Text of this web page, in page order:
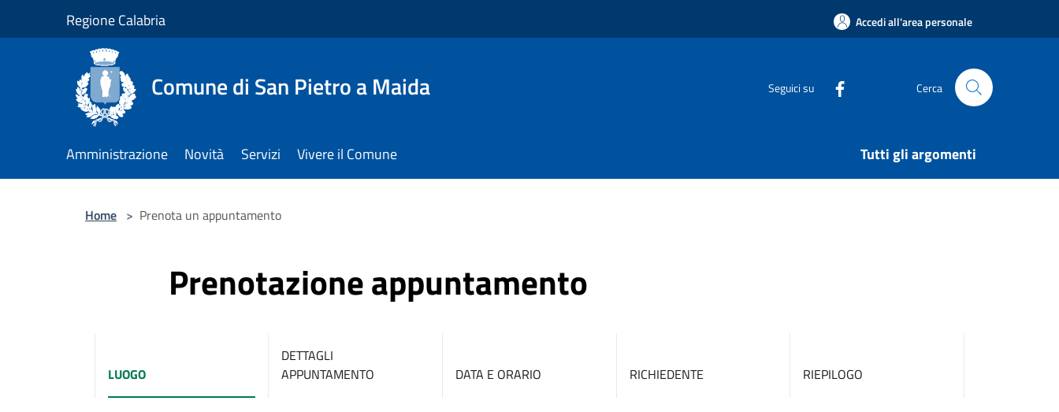
Regione Calabria Accedi all'area personale
Comune di San Pietro a Maida Seguici su Cerca
Amministrazione Novità Servizi Vivere il Comune Tutti gli argomenti
Home > Prenota un appuntamento
Prenotazione appuntamento
LUOGO
DETTAGLI
APPUNTAMENTO
DATA E ORARIO RICHIEDENTE RIEPILOGO